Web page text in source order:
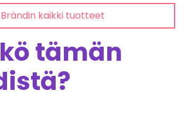
Brändin kaikki tuotteet
tämän